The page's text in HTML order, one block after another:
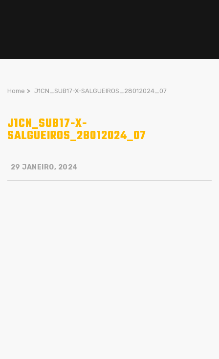
Home > J1CN_SUB17-X-SALGUEIROS_28012024_07
J1CN_SUB17-X-
SALGUEIROS_28012024_07
29 JANEIRO, 2024